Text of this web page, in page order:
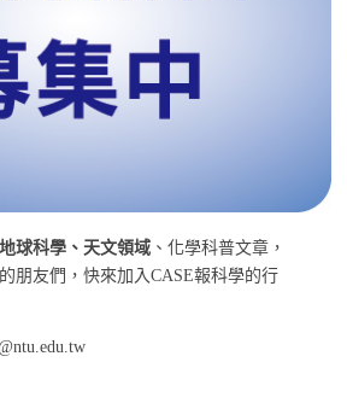
球科學、天文領域 、化學科普文章，
的朋友們，快來加入CASE報科學的行